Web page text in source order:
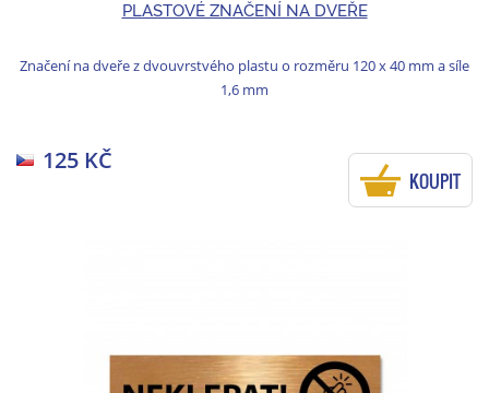
PLASTOVÉ ZNAČENÍ NA DVEŘE
Značení na dveře z dvouvrstvého plastu o rozměru 120 x 40 mm a síle
1,6 mm
125 KČ
KOUPIT